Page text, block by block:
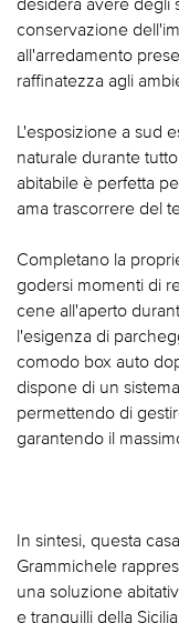
conservazione
all'arredamento
raffinatezza agli
L'esposizione a sud
naturale durante
abitabile è perfetta
ama trascorrere del
Completano la
godersi momenti di
cene all'aperto
l'esigenza di
comodo box auto
dispone di un
permettendo di
garantendo il
In sintesi, questa
Grammichele
una soluzione
e tranquilli della Sicilia.